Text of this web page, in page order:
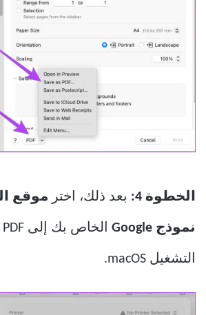
الخطوة 4: بعد ذلك، اختر موقع
نموذج Google
التشغيل macOS.